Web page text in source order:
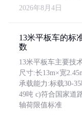
2026年8月4日
13米平板车的标
数
13米平板车主要技
尺寸:长13m×宽
承载能力:标载30-
49吨 c)符合国家道
轴荷限值标准